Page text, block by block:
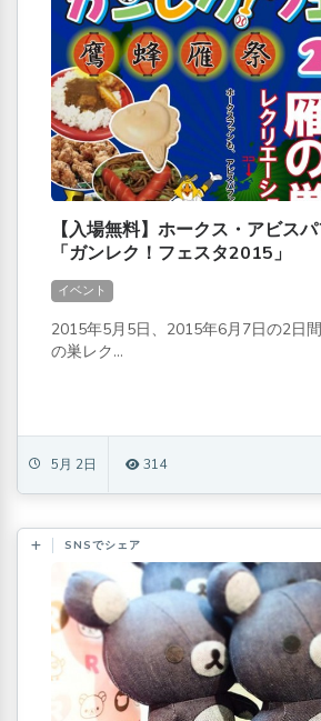
【入場無料】ホークス・アビス
「ガンレク！フェスタ2015」
イベント
2015年5月5日、2015年6月7日の2日
の巣レク...
5月 2日 314
SNSでシェア